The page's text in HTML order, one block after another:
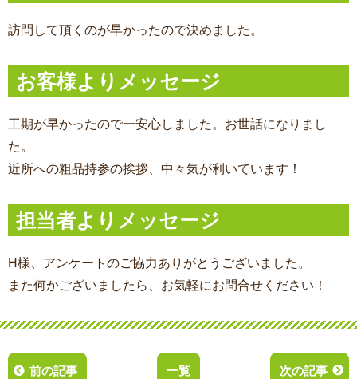
訪問して頂くのが早かったので決めました。
お客様よりメッセージ
工期が早かったので一安心しました。お世話になりまし
た。
近所への粗品持参の挨拶、中々気が利いています！
担当者よりメッセージ
H様、アンケートのご協力ありがとうございました。
また何かございましたら、お気軽にお問合せください！
前の記事 一覧 次の記事